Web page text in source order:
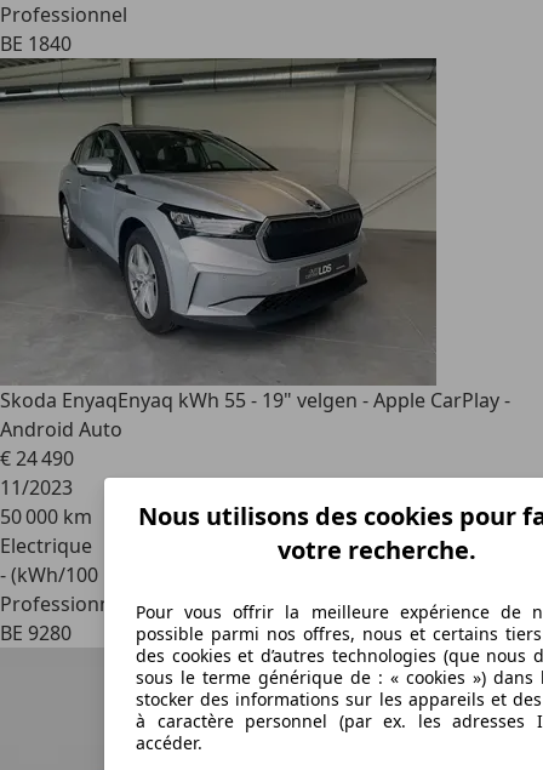
Nous utilisons des cookies pour
votre recherche.
Pour vous offrir la meilleure expérience de
possible parmi nos offres, nous et certains
des cookies et d’autres technologies (que nous
sous le terme générique de : « cookies »)
stocker des informations sur les appareils et
à caractère personnel (par ex. les adresses
accéder.
Professionnel
BE 1840
Skoda EnyaqEnyaq kWh 55 - 19" velgen - Apple CarPlay -
Android Auto
€ 24 490
11/2023
50 000 km
Electrique
- (kWh/100 km)
Professionnel
BE 9280